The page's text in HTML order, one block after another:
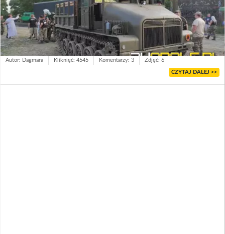
Autor: Dagmara Kliknięć: 4545 Komentarzy: 3 Zdjęć: 6
CZYTAJ DALEJ >>